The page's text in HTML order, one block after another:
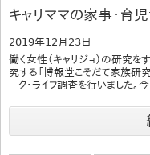
キャリママの家事・育
2019年12月23日
働く女性（キャリジョ）の研究
究する「博報堂こそだて家族研
ーク・ライフ調査を行いました。